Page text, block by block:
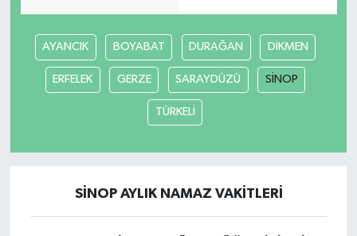
AYANCIK BOYABAT DURAĞAN DİKMEN
ERFELEK GERZE SARAYDÜZÜ SİNOP
TÜRKELİ
SİNOP AYLIK NAMAZ VAKITLERI
Akhisar Emlak
Ülke